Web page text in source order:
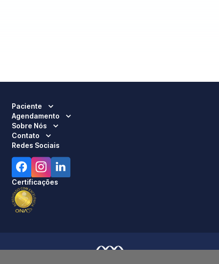
Paciente
Agendamento
Sobre Nós
Contato
Redes Sociais
Certificações